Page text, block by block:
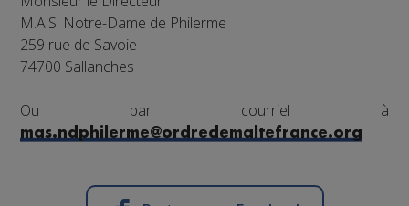
M.A.S. Notre-Dame de Philerme
259 rue de Savoie
74700 Sallanches
Ou par courriel à
mas.ndphilerme@ordredemaltefrance.org